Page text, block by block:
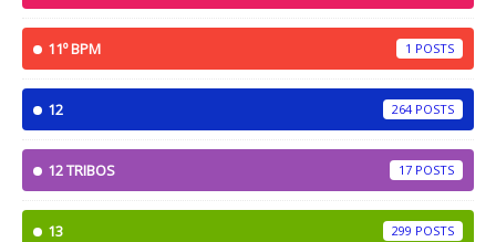
11º BPM 1
12 264
12 TRIBOS 17
13 299